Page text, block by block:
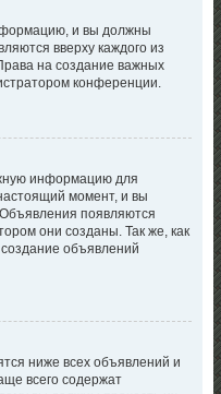
и вы должны
вверху каждого из
на создание важных
конференции.
информацию для
момент, и вы
появляются
они созданы. Так же, как
объявлений
ниже всех объявлений и
всего содержат